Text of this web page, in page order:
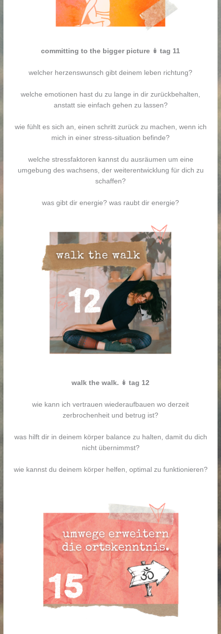
committing to the bigger picture ↡ tag 11
welcher herzenswunsch gibt deinem leben richtung?
welche emotionen hast du zu lange in dir zurückbehalten,
anstatt sie einfach gehen zu lassen?
wie fühlt es sich an, einen schritt zurück zu machen, wenn ich
mich in einer stress-situation befinde?
welche stressfaktoren kannst du ausräumen um eine
umgebung des wachsens, der weiterentwicklung für dich zu
schaffen?
was gibt dir energie? was raubt dir energie?
walk the walk. ↡ tag 12
wie kann ich vertrauen wiederaufbauen wo derzeit
zerbrochenheit und betrug ist?
was hilft dir in deinem körper balance zu halten, damit du dich
nicht übernimmst?
wie kannst du deinem körper helfen, optimal zu funktionieren?